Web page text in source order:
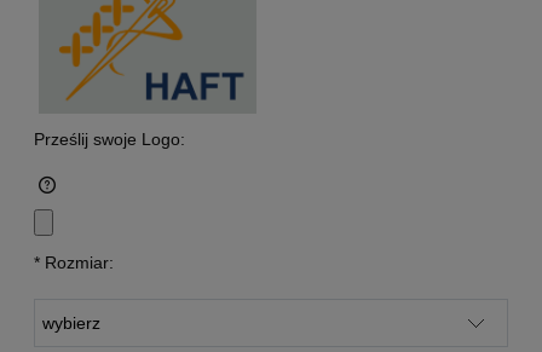
Prześlij swoje Logo:
* Rozmiar: